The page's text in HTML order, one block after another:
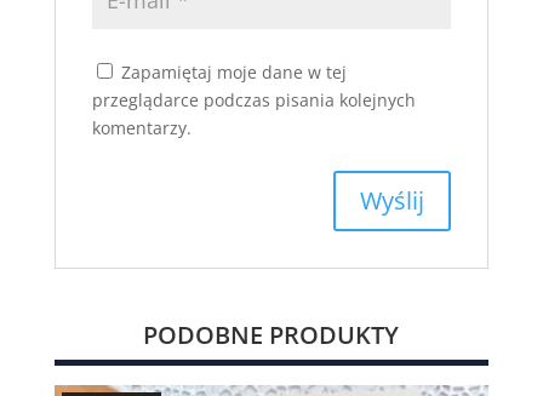
Zapamiętaj moje dane w tej
przeglądarce podczas pisania kolejnych
komentarzy.
PODOBNE PRODUKTY